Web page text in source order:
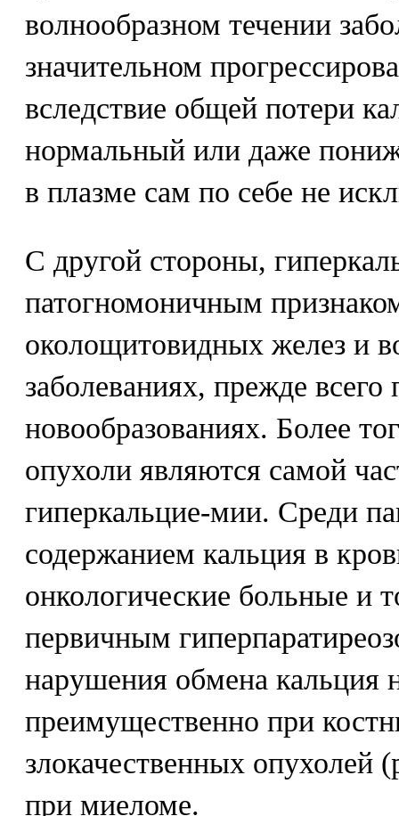
волнообразном течении
значительном
вследствие общей потери
нормальный или даже
в плазме сам по себе не
С другой стороны,
патогномоничным
околощитовидных желез и
заболеваниях, прежде
новообразованиях. Более
опухоли являются самой
гиперкальцие-мии. Среди
содержанием кальция в
онкологические больные и
первичным
нарушения обмена кальция
преимущественно при
злокачественных опухолей
при миеломе.